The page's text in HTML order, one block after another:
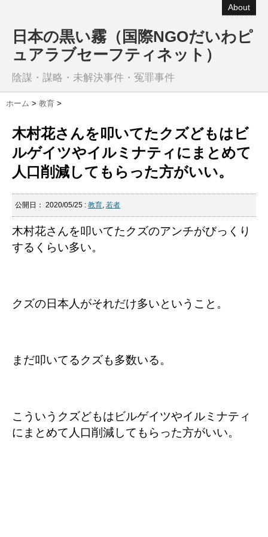
About
日本の黒い霧（国際NGOだいわピ
ュアラブセーフティネット）
陰謀・謀略・未解決事件・冤罪事件
ホーム > 教育 >
木村花さんを叩いてたクズどもはビ
ルゲイツやイルミナティにまとめて
人口削減してもらった方がいい。
公開日： 2020/05/25 : 教育, 若者
木村花さんを叩いてたクズのアンチがびっくり
するくらい多い。
クズの日本人がそれだけ多いということ。
まだ叩いてるクズも多数いる。
こういうクズどもはビルゲイツやイルミナティ
にまとめて人口削減してもらった方がいい。